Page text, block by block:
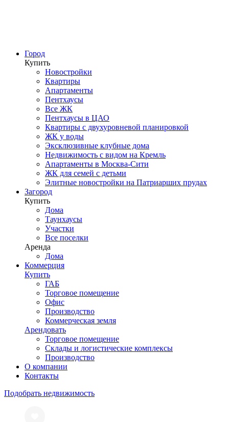
Город
Купить
Новостройки
Квартиры
Апартаменты
Пентхаусы
Все ЖК
Пентхаусы в ЦАО
Квартиры с двухуровневой планировкой
ЖК у воды
Эксклюзивные клубные дома
Недвижимость с видом на Кремль
Апартаменты в Москва-Сити
ЖК для семей с детьми
Элитные новостройки на Патриарших прудах
Загород
Купить
Дома
Таунхаусы
Участки
Все поселки
Аренда
Дома
Коммерция
Купить
ГАБ
Торговое помещение
Офис
Производство
Коммерческая земля
Арендовать
Торговое помещение
Склады и логистические комплексы
Производство
О компании
Контакты
Подобрать недвижимость